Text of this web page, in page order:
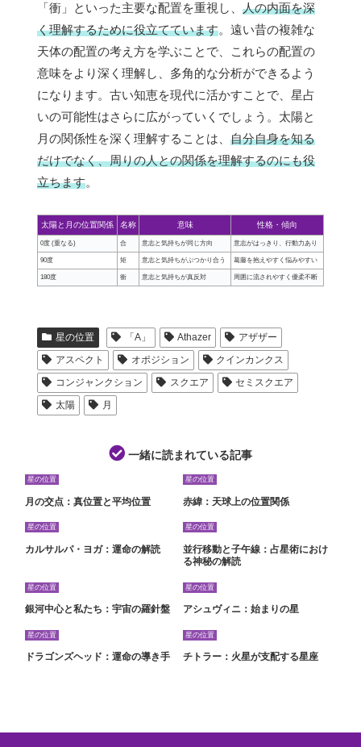
「衝」といった主要な配置を重視し、 人の内面を深
く理解するために役立てています。遠い昔の複雑な
天体の配置の考え方を学ぶことで、これらの配置の
意味をより深く理解し、多角的な分析ができるよう
になります。古い知恵を現代に活かすことで、星占
いの可能性はさらに広がっていくでしょう。太陽と
月の関係性を深く理解することは、 自分自身を知る
だけでなく、周りの人との関係を理解するのにも役
立ちます。
太陽と月の位置関係 名称 意味 性格・傾向
0度 (重なる) 合 意志と気持ちが同じ方向 意志がはっきり、行動力あり
90度 矩 意志と気持ちがぶつかり合う 葛藤を抱えやすく悩みやすい
180度 衝 意志と気持ちが真反対 周囲に流されやすく優柔不断
星の位置 「A」 Athazer
アザザー
アスペクト
オポジション
クインカンクス
コンジャンクション
スクエア
セミスクエア
太陽
月
一緒に読まれている記事
星の位置
月の交点：真位置と平均位置
星の位置
赤緯：天球上の位置関係
星の位置
カルサルパ・ヨガ：運命の解読
星の位置
並行移動と子午線：占星術におけ
る神秘の解読
星の位置
銀河中心と私たち：宇宙の羅針盤
星の位置
アシュヴィニ：始まりの星
星の位置
ドラゴンズヘッド：運命の導き手
星の位置
チトラー：火星が支配する星座